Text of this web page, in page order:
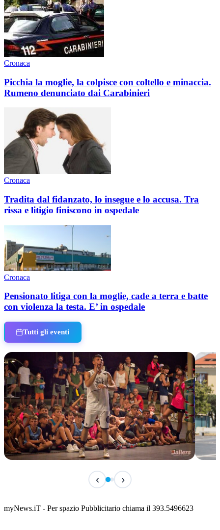
Cronaca
Picchia la moglie, la colpisce con coltello e minaccia.
Rumeno denunciato dai Carabinieri
Cronaca
Tradita dal fidanzato, lo insegue e lo accusa. Tra
rissa e litigio finiscono in ospedale
Cronaca
Pensionato litiga con la moglie, cade a terra e batte
con violenza la testa. E’ in ospedale
Tutti gli eventi
Classic Contest 3vs3 Memorial Michele
📅 6 Agosto 2026 · 09:00 · 📍 Lungomare C. Colombo
‹ ›
myNews.iT - Per spazio Pubblicitario chiama il 393.5496623